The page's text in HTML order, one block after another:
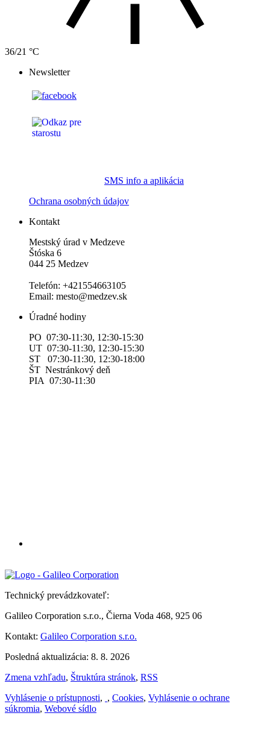
36/21 °C
Newsletter
SMS info a aplikácia
Ochrana osobných údajov
Kontakt
Mestský úrad v Medzeve
Štóska 6
044 25 Medzev
Telefón: +421554663105
Email: mesto@medzev.sk
Úradné hodiny
PO 07:30-11:30, 12:30-15:30
UT 07:30-11:30, 12:30-15:30
ST 07:30-11:30, 12:30-18:00
ŠT Nestránkový deň
PIA 07:30-11:30
Technický prevádzkovateľ:
Galileo Corporation s.r.o., Čierna Voda 468, 925 06
Kontakt: Galileo Corporation s.r.o.
Posledná aktualizácia: 8. 8. 2026
Zmena vzhľadu, Štruktúra stránok, RSS
Vyhlásenie o prístupnosti, , Cookies, Vyhlásenie o ochrane
súkromia, Webové sídlo